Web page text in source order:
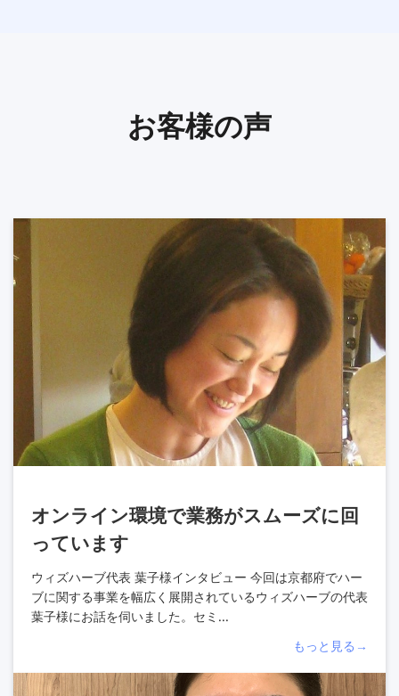
お客様の声
オンライン環境で業務がスムーズに回
っています
ウィズハーブ代表 葉子様インタビュー 今回は京都府でハー
ブに関する事業を幅広く展開されているウィズハーブの代表
葉子様にお話を伺いました。セミ...
もっと見る→